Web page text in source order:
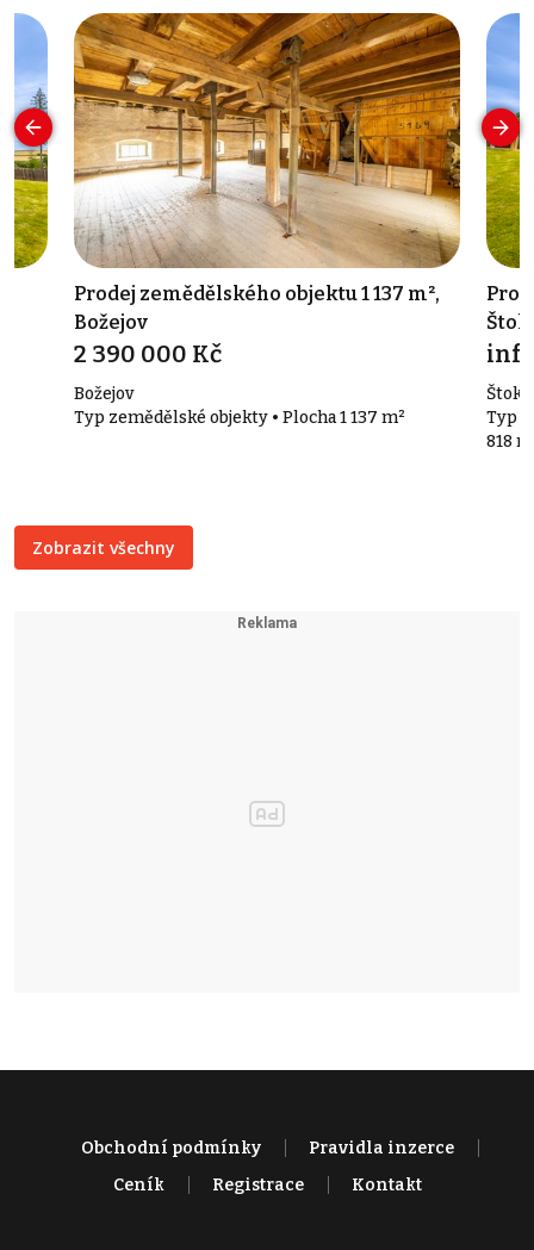
Prodej zemědělského objektu 1 137 m²,
Božejov
2 390 000 Kč
Božejov
Typ zemědělské objekty • Plocha 1 137 m²
Štoky
Typ
818
Zobrazit všechny
Obchodní podmínky
Pravidla inzerce
Ceník
Registrace Kontakt